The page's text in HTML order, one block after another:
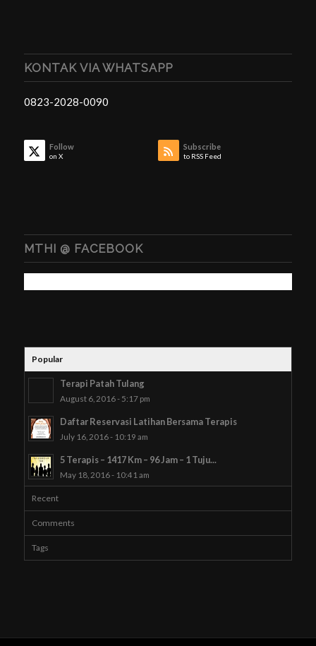
KONTAK VIA WHATSAPP
0823-2028-0090
Follow
on X
Subscribe
to RSS Feed
MTHI @ FACEBOOK
Popular
Terapi Patah Tulang
August 6, 2016 - 5:17 pm
Daftar Reservasi Latihan Bersama Terapis
July 16, 2016 - 10:19 am
5 Terapis – 1417 Km – 96 Jam – 1 Tuju...
May 18, 2016 - 10:41 am
Recent
Comments
Tags